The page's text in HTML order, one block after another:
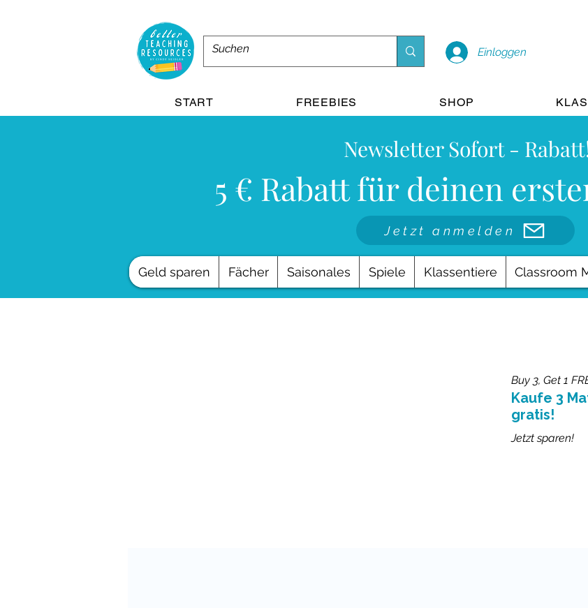
Einloggen
START FREEBIES SHOP
Newsletter Sofort -
5 € Rabatt für deinen
Jetzt anmelden
Geld sparen Fächer Saisonales Spiele Klassentiere Classroom
Jetzt sparen!
Kaufe 3
gratis!
Buy 3, Get 1